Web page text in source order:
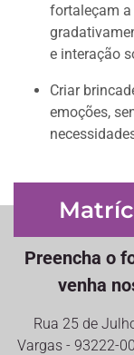
fortaleçam
e interação
Criar
emoções,
Preencha o
venha
Rua 25 de
Vargas - 93222-